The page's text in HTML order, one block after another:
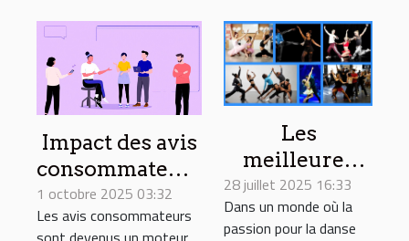
Impact des avis
consommateurs
sur l’innovation
produit
1 octobre 2025 03:32
Les avis consommateurs
Les
meilleures
cours de
danse à Metz
28 juillet 2025 16:33
Dans un monde où la
passion pour la danse